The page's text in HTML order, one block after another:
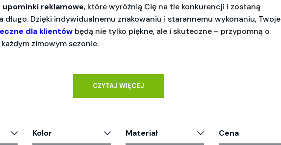
reklamowe, które wyróżnią Cię na tle konkurencji i zostaną
długo. Dzięki indywidualnemu znakowaniu i starannemu wykonaniu, Twoje
dla klientów będą nie tylko piękne, ale i skuteczne – przypomną o
zimowym sezonie.
CZYTAJ WIĘCEJ
Kolor Materiał Cena